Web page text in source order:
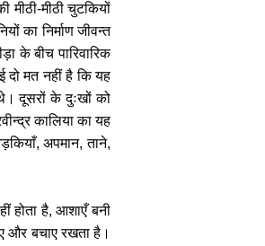
मीठी चुटकियों
का निर्माण जीवन्त
के बीच पारिवारिक
दो मत नहीं है कि यह
दूसरों के दुःखों को
कालिया का यह
अपमान, ताने,
होता है, आशाएँ बनी
और बचाए रखता है।